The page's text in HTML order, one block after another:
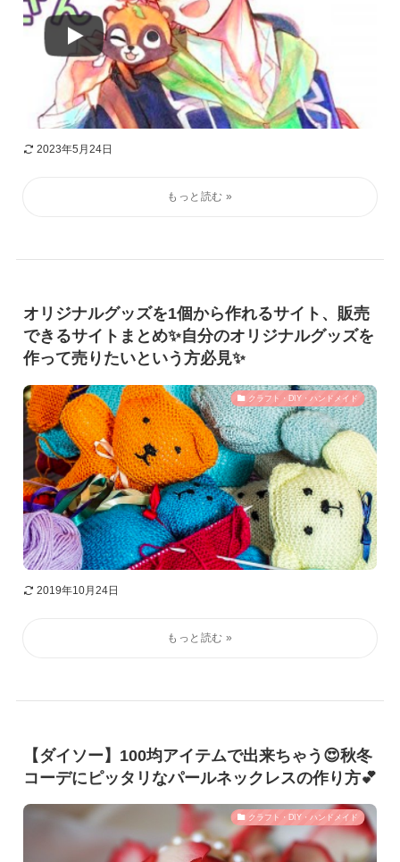
2023年5月24日
オリジナルグッズを1個から作れるサイト、販売
できるサイトまとめ✨自分のオリジナルグッズを
作って売りたいという方必見✨
クラフト・DIY・ハンドメイド
2019年10月24日
【ダイソー】100均アイテムで出来ちゃう😍秋冬
コーデにピッタリなパールネックレスの作り方💕
クラフト・DIY・ハンドメイド